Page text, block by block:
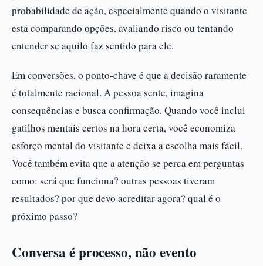
probabilidade de ação, especialmente quando o visitante
está comparando opções, avaliando risco ou tentando
entender se aquilo faz sentido para ele.
Em conversões, o ponto-chave é que a decisão raramente
é totalmente racional. A pessoa sente, imagina
consequências e busca confirmação. Quando você inclui
gatilhos mentais certos na hora certa, você economiza
esforço mental do visitante e deixa a escolha mais fácil.
Você também evita que a atenção se perca em perguntas
como: será que funciona? outras pessoas tiveram
resultados? por que devo acreditar agora? qual é o
próximo passo?
Conversa é processo, não evento